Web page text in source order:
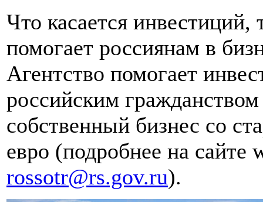
Что касается инвестиций,
помогает россиянам в
Агентство помогает
российским
собственный бизнес со
евро (подробнее на сайте
rossotr@rs.gov.ru).